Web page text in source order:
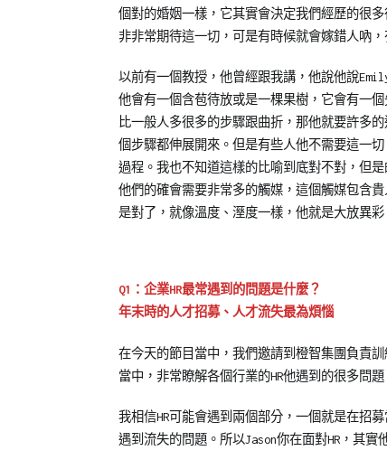
(iC
之
目,
戀
好
時
光
個對的婚姻一樣，它其實會決定我們經歷的很
非非常期待這一切，可是有時候就會嫁錯人吶
以前有一個教授，他曾經跟我講，他說他說
他會有一個含苞待放或是一棵果樹，它會有一
比一般人多很多的步驟跟曲折，那他就要許多
個步驟都伸展開來。但是有些人他不需要這一
過程。我也不知道這樣的比喻到底對不對，但
他們的確會需要非常多的觸媒，這個觸媒包含
是對了，就像溫度、溼度一樣，他就是大放異彩
Q1：企業HR最常遇到的問題是什麼？
年末時的人才招募、人才流失最為煩惱
在今天的節目當中，我們邀請到橙智集團負責
當中，非常瞭解各個行業的HR他遇到的很多問題
我相信HR可能會遇到兩個部分，一個就是在招
遇到流失的問題。所以Jason你在面對HR，其實